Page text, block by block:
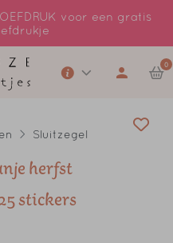
voor een gratis
0
Sluitzegel
herfst
stickers